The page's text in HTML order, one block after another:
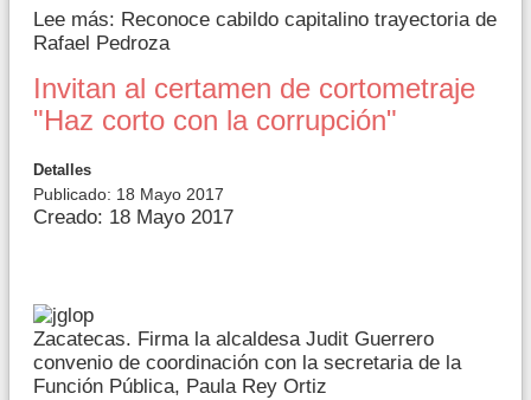
Lee más: Reconoce cabildo capitalino trayectoria de
Rafael Pedroza
Invitan al certamen de cortometraje
"Haz corto con la corrupción"
Detalles
Publicado: 18 Mayo 2017
Creado: 18 Mayo 2017
Zacatecas. Firma la alcaldesa Judit Guerrero
convenio de coordinación con la secretaria de la
Función Pública, Paula Rey Ortiz